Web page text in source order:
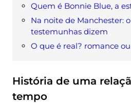
Quem é Bonnie Blue, a
Na noite de Manchester:
testemunhas dizem
O que é real? romance
História de uma
tempo